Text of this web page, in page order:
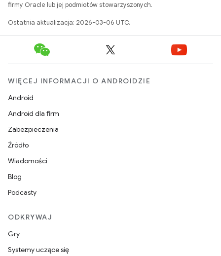
firmy Oracle lub jej podmiotów stowarzyszonych.
Ostatnia aktualizacja: 2026-03-06 UTC.
WIĘCEJ INFORMACJI O ANDROIDZIE
Android
Android dla firm
Zabezpieczenia
Źródło
Wiadomości
Blog
Podcasty
ODKRYWAJ
Gry
Systemy uczące się